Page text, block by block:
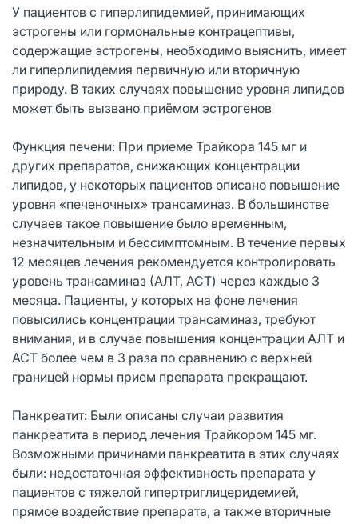
У пациентов с гиперлипидемией, принимающих
эстрогены или гормональные контрацептивы,
содержащие эстрогены, необходимо выяснить, имеет
ли гиперлипидемия первичную или вторичную
природу. В таких случаях повышение уровня липидов
может быть вызвано приёмом эстрогенов
Функция печени: При приеме Трайкора 145 мг и
других препаратов, снижающих концентрации
липидов, у некоторых пациентов описано повышение
уровня «печеночных» трансаминаз. В большинстве
случаев такое повышение было временным,
незначительным и бессимптомным. В течение первых
12 месяцев лечения рекомендуется контролировать
уровень трансаминаз (АЛТ, ACT) через каждые 3
месяца. Пациенты, у которых на фоне лечения
повысились концентрации трансаминаз, требуют
внимания, и в случае повышения концентрации АЛТ и
ACT более чем в 3 раза по сравнению с верхней
границей нормы прием препарата прекращают.
Панкреатит: Были описаны случаи развития
панкреатита в период лечения Трайкором 145 мг.
Возможными причинами панкреатита в этих случаях
были: недостаточная эффективность препарата у
пациентов с тяжелой гипертриглицеридемией,
прямое воздействие препарата, а также вторичные